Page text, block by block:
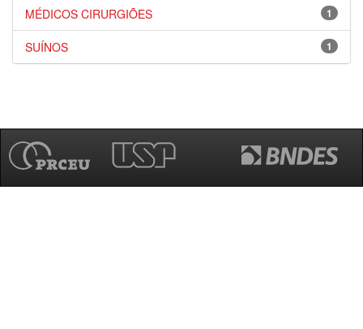
1
MÉDICOS CIRURGIÕES
1
SUÍNOS